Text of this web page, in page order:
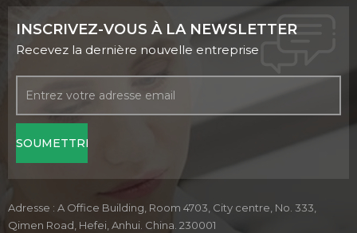
INSCRIVEZ-VOUS À LA NEWSLETTER
Recevez la dernière nouvelle entreprise
Adresse : A Office Building, Room 4703, City centre, No. 333,
Qimen Road, Hefei, Anhui. China. 230001